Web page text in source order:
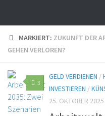
MARKIERT: ZUKUNFT DER
GEHEN VERLOREN?
3
GELD VERDIENEN /
INVESTIEREN /
25. OKTOBER 2025